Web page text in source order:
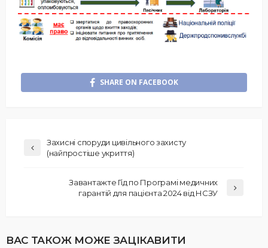
SHARE ON FACEBOOK
Захисні споруди цивільного захисту
(найпростіше укриття)
Завантажте Гід по Програмі медичних
гарантій для пацієнта 2024 від НСЗУ
ВАС ТАКОЖ МОЖЕ ЗАЦІКАВИТИ